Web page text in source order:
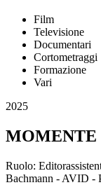
Film
Televisione
Documentari
Cortometraggi
Formazione
Vari
2025
MOMENTE
Ruolo:
Bachmann - AVID -